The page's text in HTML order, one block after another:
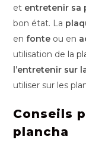
et entretenir sa
bon état. La
en fonte ou en
utilisation de la
l’entretenir sur
utiliser sur les
Conseils
plancha